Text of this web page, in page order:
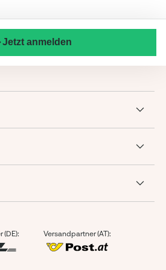
Jetzt anmelden
(DE): Versandpartner (AT):